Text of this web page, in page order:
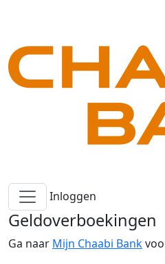
Inloggen
Geldoverboekingen
Ga naar Mijn Chaabi Bank